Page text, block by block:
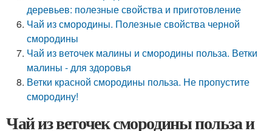
деревьев: полезные свойства и приготовление
Чай из смородины. Полезные свойства черной
смородины
Чай из веточек малины и смородины польза. Ветки
малины - для здоровья
Ветки красной смородины польза. Не пропустите
смородину!
Чай из веточек смородины польза и